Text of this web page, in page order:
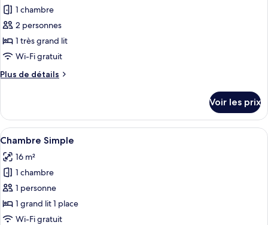
Supérieure
photos
pour
ce
type
chambre :
1 chambre
2 personnes
1 très grand lit
Wi-Fi gratuit
Plus de détails
Plus
le
type
de
Suite
Voir les prix
Afficher
toutes
les
photos
pour
ce
type
Un grand lit avec une tête de lit,
5
Chambre Simple
16 m²
1 chambre
1 personne
1 grand lit 1 place
Wi-Fi gratuit